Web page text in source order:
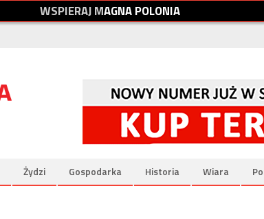
WSPIERAJMAGNAPOLONIA
Żydzi Gospodarka Historia Wiara